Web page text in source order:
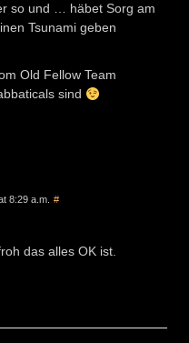
so und … häbet Sorg am
Tsunami geben
Old Fellow Team
sind
8:29 a.m. #
das alles OK ist.